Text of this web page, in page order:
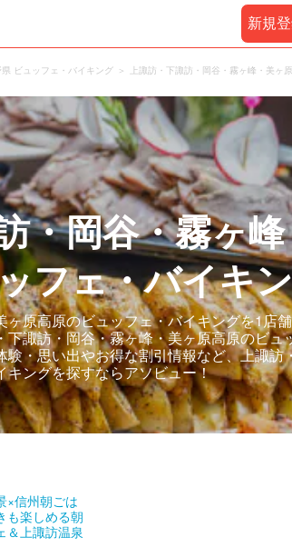
新規
県 ビュッフェ・バイキング 上諏訪・下諏訪・岡谷・霧ヶ峰・美ヶ
・岡谷・霧ヶ
フェ・バイキ
原高原のビュッフェ・バイキングを1店
諏訪・岡谷・霧ヶ峰・美ヶ原高原のビュ
・思い出やお得な割引情報など、上諏訪
ングを探すならアソビュー！
×信州朝ごは
も楽しめる朝
＆上諏訪温泉